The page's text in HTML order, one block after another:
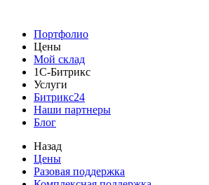
Портфолио
Цены
Мой склад
1С-Битрикс
Услуги
Битрикс24
Наши партнеры
Блог
Назад
Цены
Разовая поддержка